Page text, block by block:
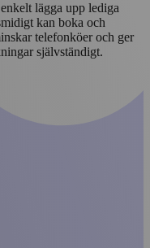
lägga upp lediga
kan boka och
telefonköer och ger
självständigt.